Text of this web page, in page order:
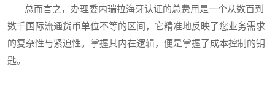
总而言之，办理委内瑞拉海牙认证的总费用是一个从数百到
数千国际流通货币单位不等的区间，它精准地反映了您业务需求
的复杂性与紧迫性。掌握其内在逻辑，便是掌握了成本控制的钥
匙。